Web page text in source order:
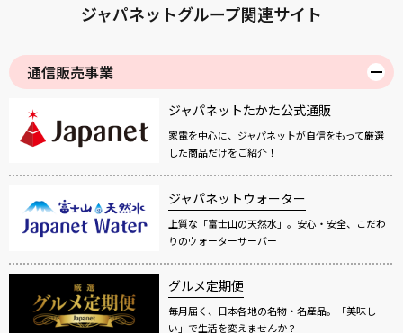
ジャパネットグループ関連サイト
通信販売事業
ジャパネットたかた公式通販
家電を中心に、ジャパネットが自信をもって厳選
した商品だけをご紹介！
ジャパネットウォーター
上質な「富士山の天然水」。安心・安全、こだわ
りのウォーターサーバー
グルメ定期便
毎月届く、日本各地の名物・名産品。「美味し
い」で生活を変えませんか？